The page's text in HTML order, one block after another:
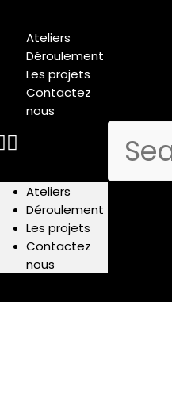
Ateliers
Déroulement
Les projets
Contactez
nous
Ateliers
Déroulement
Les projets
Contactez
nous